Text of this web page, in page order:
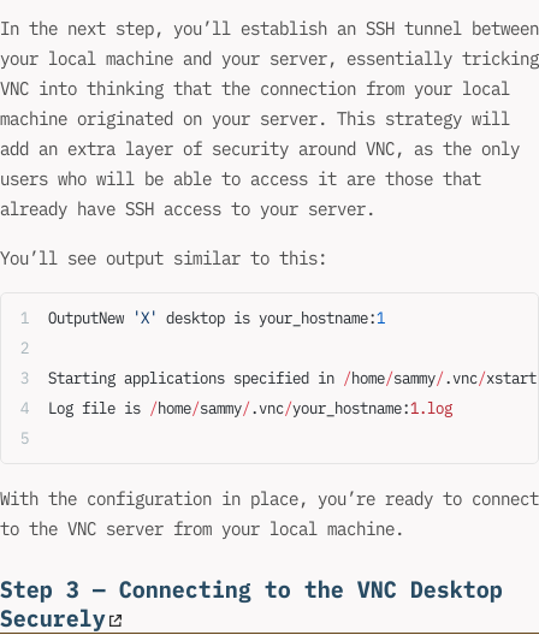
In the next step, you’ll establish an SSH tunnel between
your local machine and your server, essentially tricking
VNC into thinking that the connection from your local
machine originated on your server. This strategy will
add an extra layer of security around VNC, as the only
users who will be able to access it are those that
already have SSH access to your server.
You’ll see output similar to this:
OutputNew 'X' desktop is your_hostname:1
Starting applications specified in /home/sammy/.vnc/
Log file is /home/sammy/.vnc/your_hostname:1.log
With the configuration in place, you’re ready to connect
to the VNC server from your local machine.
Step 3 — Connecting to the VNC Desktop
Securely